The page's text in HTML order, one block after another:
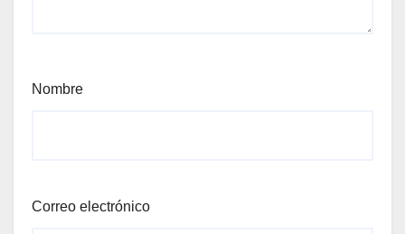
Nombre
Correo electrónico